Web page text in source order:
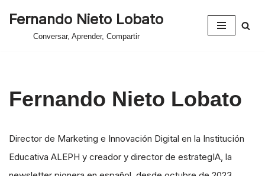
Fernando Nieto Lobato
Conversar, Aprender, Compartir
Fernando Nieto Lobato
Director de Marketing e Innovación Digital en la Institución
Educativa ALEPH y creador y director de estrategIA, la